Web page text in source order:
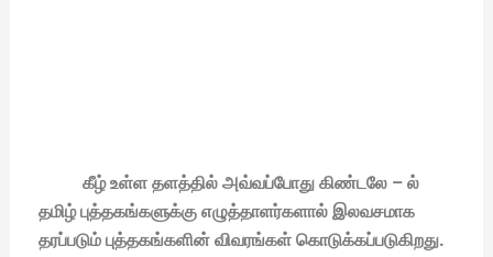
கீழ் உள்ள தளத்தில் அவ்வப்போது கிண்டலே – ல்
தமிழ் புத்தகங்களுக்கு எழுத்தாளர்களால் இலவசமாக
தரப்படும் புத்தகங்களின் விவரங்கள் கொடுக்கப்படுகிறது.